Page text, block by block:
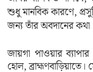
শুধু মানবিক কারণে,
জন্য তাঁর অবদানের
জায়গা পাওয়ার
হোল,